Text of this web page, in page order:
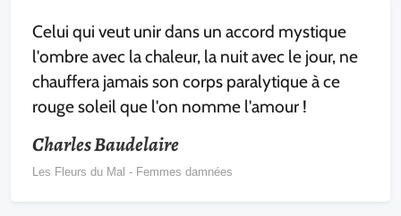
Celui qui veut unir dans un accord mystique
l'ombre avec la chaleur, la nuit avec le jour, ne
chauffera jamais son corps paralytique à ce
rouge soleil que l'on nomme l'amour !
Charles Baudelaire
Les Fleurs du Mal - Femmes damnées